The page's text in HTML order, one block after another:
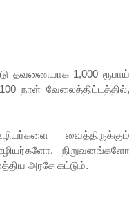
தவணையாக 1,000 ரூபாய்
நாள் வேலைத்திட்டத்தில்,
வைத்திருக்கும்
நிறுவனங்களோ
அரசே கட்டும்.